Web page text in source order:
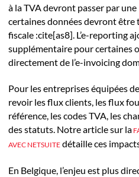
à la TVA devront passer par
certaines données devront être
fiscale :cite[as8]. L’e-reporting
supplémentaire pour certaines
directement de l’e-invoicing
Pour les entreprises équipées
revoir les flux clients, les flux
référence, les codes TVA, les
des statuts. Notre article sur la
AVEC NETSUITEdétaille ces
En Belgique, l’enjeu est plus